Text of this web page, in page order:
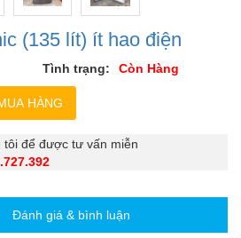
(135 lít) ít hao điện
Tình trạng: Còn Hàng
tôi để được tư vấn miễn
Đánh giá & bình luận